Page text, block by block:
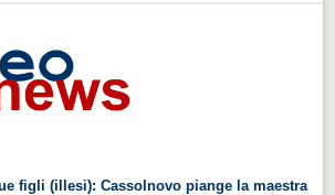
figli (illesi): Cassolnovo piange la maestra